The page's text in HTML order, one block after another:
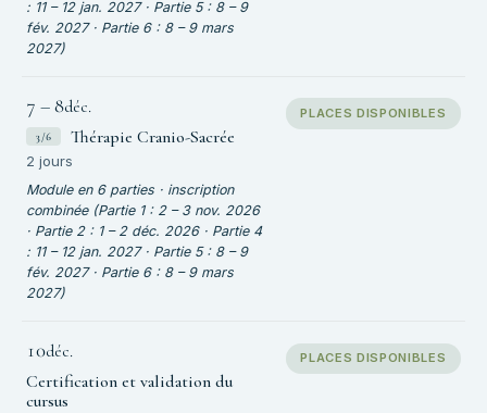
: 11 – 12 jan. 2027 · Partie 5 : 8 – 9
fév. 2027 · Partie 6 : 8 – 9 mars
2027)
7 –8déc.
3/6 Thérapie Cranio-Sacrée
2 jours
Module en 6 parties · inscription
combinée (Partie 1 : 2 – 3 nov. 2026
· Partie 2 : 1 – 2 déc. 2026 · Partie 4
: 11 – 12 jan. 2027 · Partie 5 : 8 – 9
fév. 2027 · Partie 6 : 8 – 9 mars
2027)
PLACES DISPONIBLES
10déc.
Certification et validation du
cursus
PLACES DISPONIBLES